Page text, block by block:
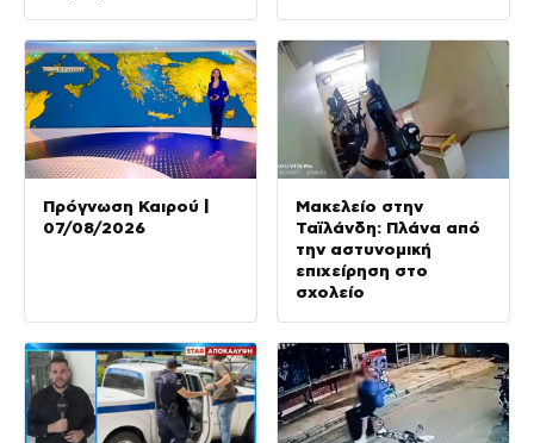
Πρόγνωση Καιρού |
07/08/2026
Μακελείο στην
Ταϊλάνδη: Πλάνα από
την αστυνομική
επιχείρηση στο
σχολείο